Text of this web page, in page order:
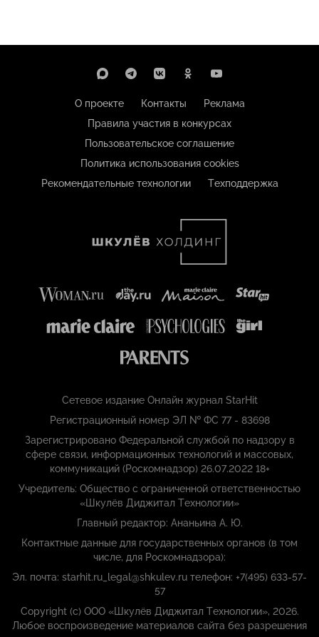
О проекте Контакты
Реклама
Правила участия в конкурсах
Пользовательское соглашение
Политика использования cookies
Рекомендательные технологии
Техподдержка
Сетевое издание Онлайн журнал StarHit
Регистрационный номер ЭЛ № ФС 77 - 83698
Зарегистрировано Федеральной службой по надзору в
сфере связи, информационных технологий и массовых,
коммуникаций (Роскомнадзор) 26.07.2022 18+
Учредитель: Общество с ограниченной ответственностью
«Шкулёв Диджитал Технологии»
Главный редактор: Ананьина А. Ю.
Контактные данные для государственных органов (в том
числе, для Роскомнадзора):
Эл. почта: starhit.ru_legal@shkulev.ru телефон: +7(495) 633-57-
57
Copyright (с) ООО «Шкулёв Диджитал Технологии», 2026.
Любое воспроизведение материалов сайта без разрешения